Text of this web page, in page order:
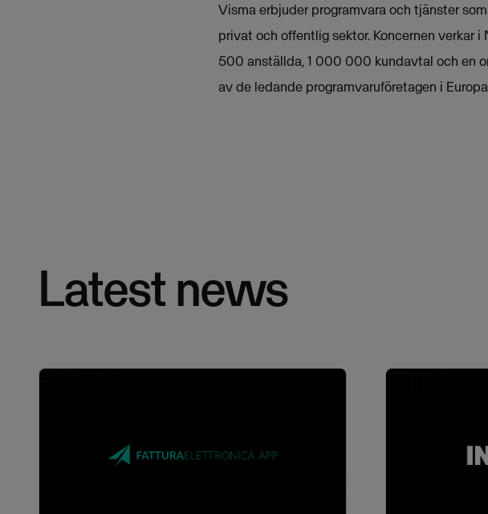
Visma erbjuder programvara och tjänster
privat och offentlig sektor. Koncernen verkar
500 anställda, 1 000 000 kundavtal och en
av de ledande programvaruföretagen i
Latest news